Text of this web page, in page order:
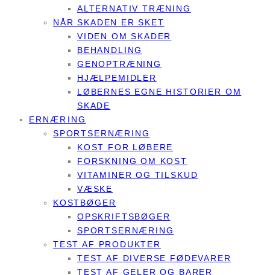
ALTERNATIV TRÆNING
NÅR SKADEN ER SKET
VIDEN OM SKADER
BEHANDLING
GENOPTRÆNING
HJÆLPEMIDLER
LØBERNES EGNE HISTORIER OM
SKADE
ERNÆRING
SPORTSERNÆRING
KOST FOR LØBERE
FORSKNING OM KOST
VITAMINER OG TILSKUD
VÆSKE
KOSTBØGER
OPSKRIFTSBØGER
SPORTSERNÆRING
TEST AF PRODUKTER
TEST AF DIVERSE FØDEVARER
TEST AF GELER OG BARER